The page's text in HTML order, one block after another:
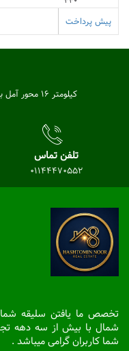
پیش پرداخت
کیلومتر 16 محور آمل به چمستان - ابتدای روستای رمشی
تلفن تماس
01144470552
تخصص ما یافتن سلیقه
شمال با بیش از سه دهه
شما کاربران گرامی میباشد .